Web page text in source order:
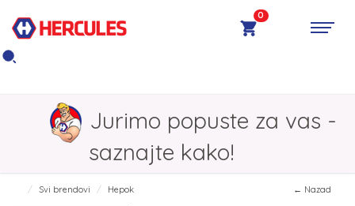
0
Jurimo popuste za vas -
saznajte kako!
Svi brendovi Hepok ← Nazad